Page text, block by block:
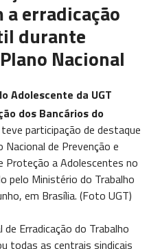
erradicação
durante
Nacional
Adolescente da UGT
dos Bancários do
participação de destaque
de Prevenção e
Proteção a Adolescentes no
pelo Ministério do Trabalho
em Brasília. (Foto UGT)
Erradicação do Trabalho
todas as centrais sindicais